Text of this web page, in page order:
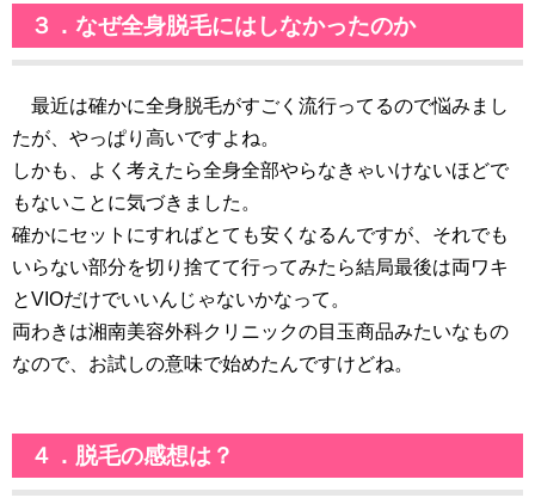
３．なぜ全身脱毛にはしなかったのか
最近は確かに全身脱毛がすごく流行ってるので悩みまし
たが、やっぱり高いですよね。
しかも、よく考えたら全身全部やらなきゃいけないほどで
もないことに気づきました。
確かにセットにすればとても安くなるんですが、それでも
いらない部分を切り捨てて行ってみたら結局最後は両ワキ
とVIOだけでいいんじゃないかなって。
両わきは湘南美容外科クリニックの目玉商品みたいなもの
なので、お試しの意味で始めたんですけどね。
４．脱毛の感想は？